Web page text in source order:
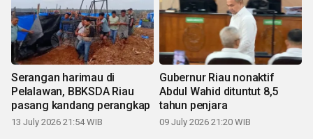
Serangan harimau di
Pelalawan, BBKSDA Riau
pasang kandang perangkap
13 July 2026 21:54 WIB
Gubernur Riau nonaktif
Abdul Wahid dituntut 8,5
tahun penjara
09 July 2026 21:20 WIB